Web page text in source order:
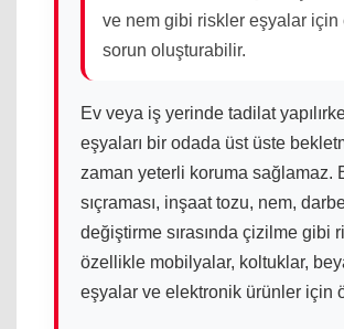
ve nem gibi riskler eşyalar için
sorun oluşturabilir.
Ev veya iş yerinde tadilat
eşyaları bir odada üst üste
zaman yeterli koruma sağlamaz.
sıçraması, inşaat tozu, nem,
değiştirme sırasında çizilme gibi
özellikle mobilyalar, koltuklar,
eşyalar ve elektronik ürünler için